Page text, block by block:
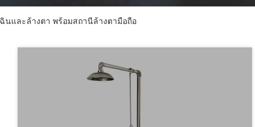
นและล้างตา พร้อมสถานีล้างตามือถือ